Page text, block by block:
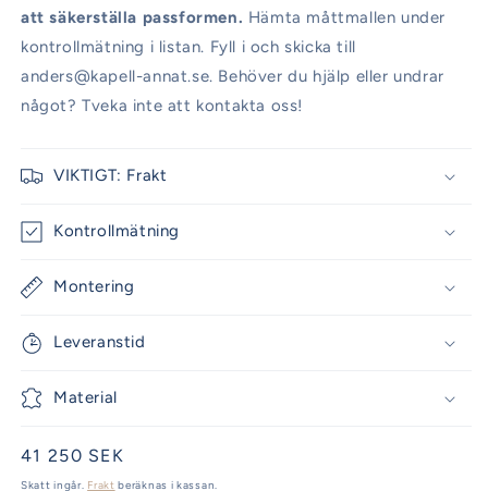
att säkerställa passformen. Hämta måttmallen under
kontrollmätning i listan. Fyll i och skicka till
anders@kapell-annat.se. Behöver du hjälp eller undrar
något? Tveka inte att kontakta oss!
VIKTIGT: Frakt
Kontrollmätning
Montering
Leveranstid
Material
Ordinarie
pris
41 250 SEK
Skatt ingår. Frakt beräknas i kassan.